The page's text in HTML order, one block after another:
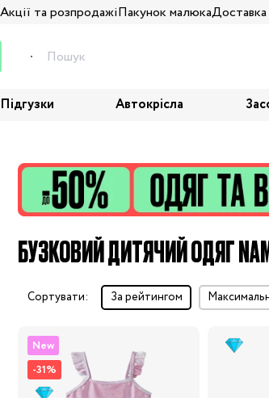
Акції та розпродажіПакунок малюкаДоставка
світшоти
шкарпетки
боді
та плавки
Підгузки Автокрісла
БУЗКОВИЙ ДИТЯЧИЙ ОДЯГ
Сортувати: за рейтингом
New
-31%